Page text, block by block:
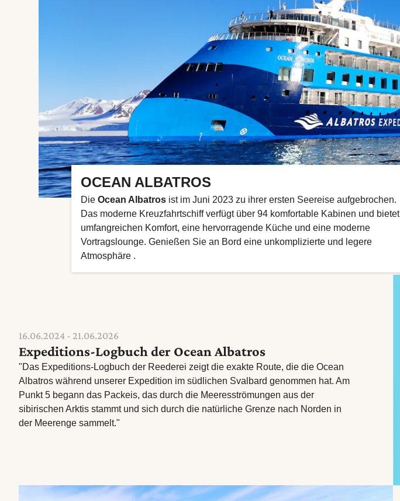
OCEAN ALBATROS
Die Ocean Albatros ist im Juni 2023 zu ihrer ersten Seereise aufgebrochen.
Das moderne Kreuzfahrtschiff verfügt über 94 komfortable Kabinen und bietet
umfangreichen Komfort, eine hervorragende Küche und eine moderne
Vortragslounge. Genießen Sie an Bord eine unkomplizierte und legere
Atmosphäre .
16.06.2024 - 21.06.2026
Expeditions-Logbuch der Ocean Albatros
"Das Expeditions-Logbuch der Reederei zeigt die exakte Route, die die Ocean
Albatros während unserer Expedition im südlichen Svalbard genommen hat. Am
Punkt 5 begann das Packeis, das durch die Meeresströmungen aus der
sibirischen Arktis stammt und sich durch die natürliche Grenze nach Norden in
der Meerenge sammelt."